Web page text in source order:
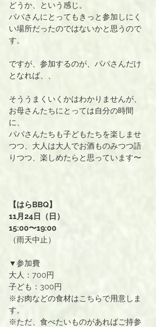
どうか、という感じ。
パパさんにとってもきっと参加しにく
い場所だったのではないかと思うので
す。
ですが、参加するのが、パパさんだけ
となれば、、
そううまくいくかはわかりませんが、
お母さんたちにとっては自分の時間
に、
パパさんたちも子どもたちを楽しませ
つつ、大人は大人でお酒ものみつつ語
りつつ、楽しめたらと思っています〜
【はらBBQ】
11月24日（日）
15:00〜19:00
（雨天中止）
▼参加費
大人：700円
子ども：300円
※お肉などの食材はこちらで用意しま
す。
※ただ、食べたいものがあればご持参